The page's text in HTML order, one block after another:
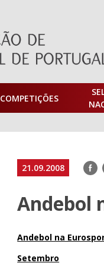
COMPETIÇÕES
21.09.2008
Andebol
Andebol na
Setembro